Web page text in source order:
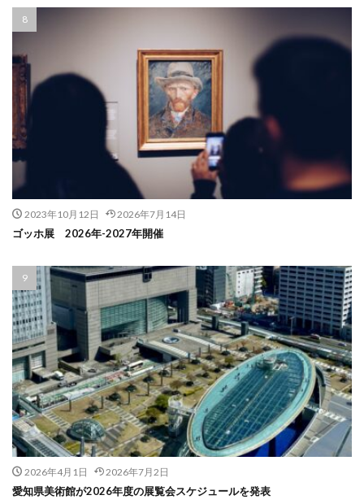
2023年10月12日 2026年7月14日
ゴッホ展 2026年-2027年開催
2026年4月1日 2026年7月2日
愛知県美術館が2026年度の展覧会スケジュールを発表